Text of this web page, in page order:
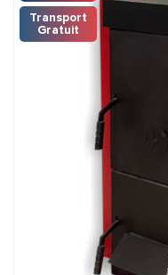
Transport
Gratuit